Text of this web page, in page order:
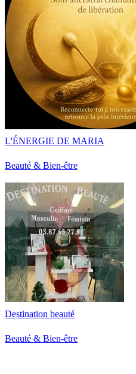
L'ÉNERGIE DE MARIA
Beauté & Bien-être
Destination beauté
Beauté & Bien-être